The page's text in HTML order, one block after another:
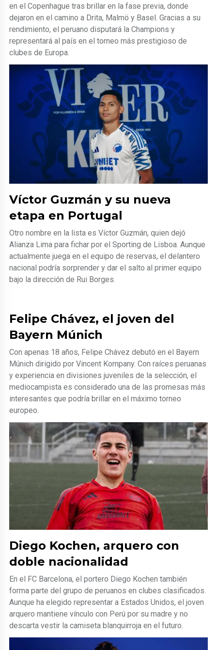
en el Copenhague tras brillar en la fase previa, donde
dejaron en el camino a Drita, Malmö y Basel. Gracias a su
rendimiento, el peruano disputará la Champions y
representará al país en el torneo más prestigioso de
clubes de Europa.
Víctor Guzmán y su nueva
etapa en Portugal
Otro nombre en la lista es Víctor Guzmán, quien dejó
Alianza Lima para fichar por el Sporting de Lisboa. Aunque
actualmente juega en el equipo de reservas, el delantero
nacional podría sorprender y dar el salto al primer equipo
bajo la dirección de Rui Borges.
Felipe Chávez, el joven del
Bayern Múnich
Con apenas 18 años, Felipe Chávez debutó en el Bayern
Múnich dirigido por Vincent Kompany. Con raíces peruanas
y experiencia en divisiones juveniles de la selección, el
mediocampista es considerado una de las promesas más
interesantes que podría brillar en el máximo torneo
europeo.
Diego Kochen, arquero con
doble nacionalidad
En el FC Barcelona, el portero Diego Kochen también
forma parte del grupo de peruanos en clubes clasificados.
Aunque ha elegido representar a Estados Unidos, el joven
arquero mantiene vínculo con Perú por su madre y no
descarta vestir la camiseta blanquirroja en el futuro.